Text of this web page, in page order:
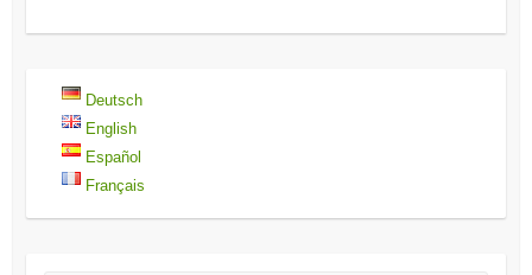
Deutsch
English
Español
Français